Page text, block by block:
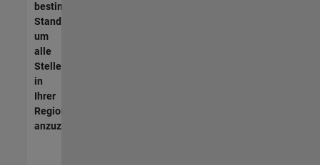
bestimmten
Standort,
um
alle
Stellenangebote
in
Ihrer
Region
anzuzeigen.